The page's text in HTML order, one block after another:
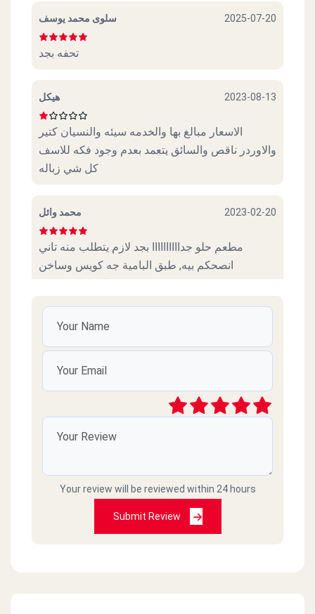
سلوى محمد يوسف 2025-07-20
تحفه بجد
هيكل 2023-08-13
الاسعار مبالغ بها والخدمه سيئه والنسيان كتير
والاوردر ناقص والسائق يتعمد بعدم وجود فكه للاسف
كل شي زباله
محمد وائل 2023-02-20
مطعم حلو جداااااااااا بجد لازم يتطلب منه تاني
انصحكم بيه, طبق البامية جه كويس وساخن
والمعاملة كويسة
الدكتور عصام عبد الرحيم
واعتقد انه بقايا طعام وعند الاعتراض قال الموظف
بدون اكتراث سيكون الطعام في المره القادمه افضل
الاسعار مبالغ فيها ومختلفه عن المنيو هنا
Your review will be reviewed within 24 hours
Submit Review